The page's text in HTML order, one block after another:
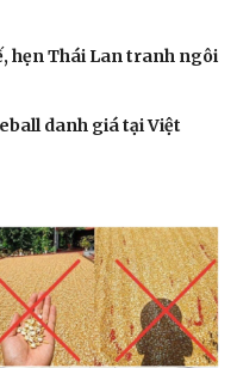
chuyện cho bé
giống tâm hồn
hẹn Thái Lan tranh ngôi
danh giá tại Việt